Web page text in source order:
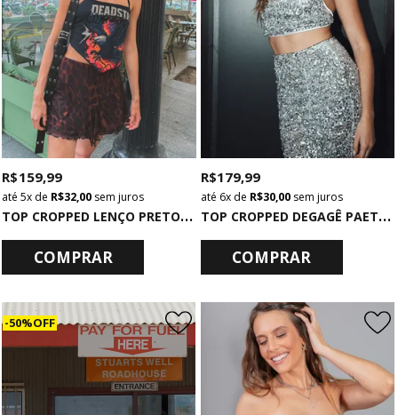
T
OP CROPPED LENÇO PRETO DEADSTAR
R$ 159,99
5x de R$ 32,00 sem juros
COMPRAR
T
OP CROPPED DEGAGÊ PAETÊ PRATA
R$ 179,99
6xde R$ 30,00sem juros
COMPRAR
50% OFF